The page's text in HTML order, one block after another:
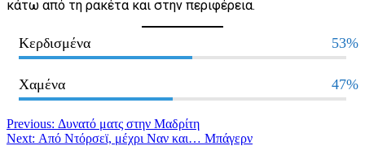
κάτω από τη ρακέτα και στην περιφέρεια.
Κερδισμένα 53%
Χαμένα 47%
Πλοήγηση
Previous: Δυνατό ματς στην Μαδρίτη
Next: Από Ντόρσεϊ, μέχρι Ναν και… Μπάγερν